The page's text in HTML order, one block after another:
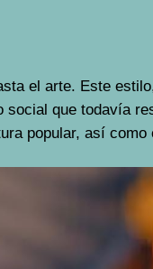
el arte. Este
que todavía
popular, así como